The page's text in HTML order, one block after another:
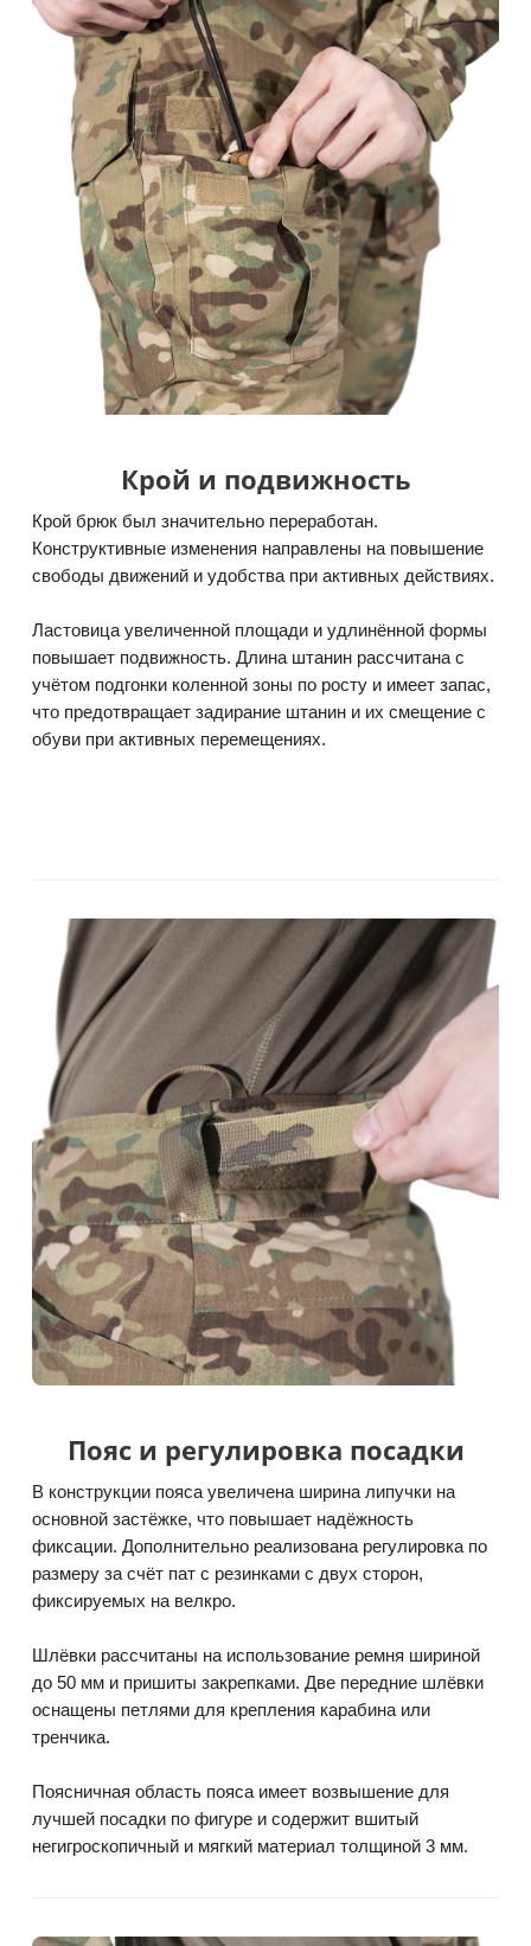
Крой и подвижность
Крой брюк был значительно переработан.
Конструктивные изменения направлены на повышение
свободы движений и удобства при активных действиях.
Ластовица увеличенной площади и удлинённой формы
повышает подвижность. Длина штанин рассчитана с
учётом подгонки коленной зоны по росту и имеет запас,
что предотвращает задирание штанин и их смещение с
обуви при активных перемещениях.
Пояс и регулировка посадки
В конструкции пояса увеличена ширина липучки на
основной застёжке, что повышает надёжность
фиксации. Дополнительно реализована регулировка по
размеру за счёт пат с резинками с двух сторон,
фиксируемых на велкро.
Шлёвки рассчитаны на использование ремня шириной
до 50 мм и пришиты закрепками. Две передние шлёвки
оснащены петлями для крепления карабина или
тренчика.
Поясничная область пояса имеет возвышение для
лучшей посадки по фигуре и содержит вшитый
негигроскопичный и мягкий материал толщиной 3 мм.